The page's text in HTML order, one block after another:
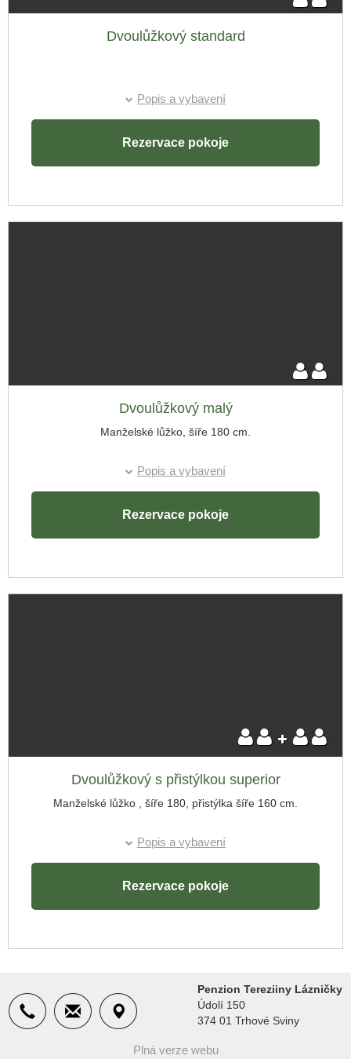
Dvoulůžkový standard
Popis a vybavení
Příjezd:
Rezervace pokoje
Dvoulůžkový malý
Manželské lůžko, šíře 180 cm.
Popis a vybavení
Skrýt rezervaci
Rezervace pokoje
Dvoulůžkový s přistýlkou superior
Manželské lůžko , šíře 180, přistýlka šíře 160 cm.
Popis a vybavení
Skrýt rezervaci
Příjezd:
Rezervace pokoje
Penzion Tereziiny Lázničky
Údolí 150
374 01 Trhové Sviny
Plná verze webu